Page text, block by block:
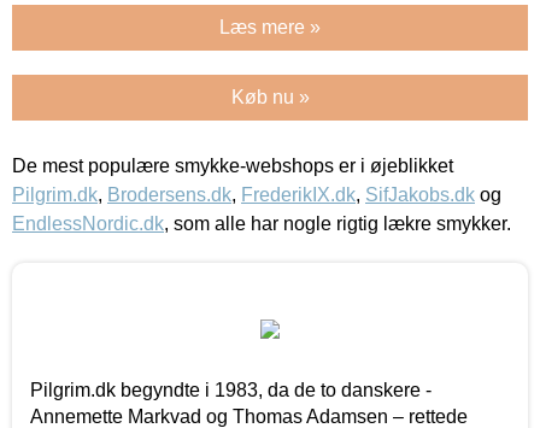
Læs mere »
Køb nu »
De mest populære smykke-webshops er i øjeblikket
Pilgrim.dk, Brodersens.dk, FrederikIX.dk, SifJakobs.dk og
EndlessNordic.dk, som alle har nogle rigtig lækre smykker.
Pilgrim.dk begyndte i 1983, da de to danskere -
Annemette Markvad og Thomas Adamsen – rettede